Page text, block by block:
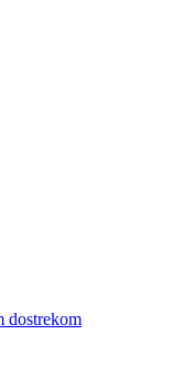
dostrekom